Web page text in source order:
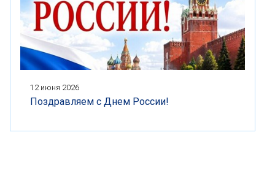
12 июня 2026
Поздравляем с Днем России!